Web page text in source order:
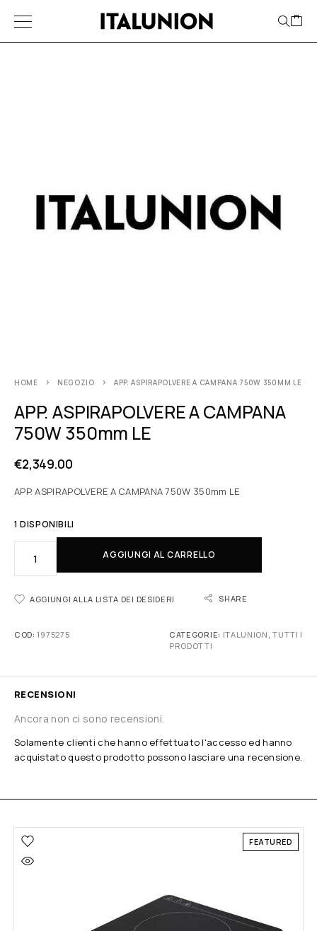
HOME NEGOZIO APP. ASPIRAPOLVERE A CAMPANA 750W 350MM LE
APP. ASPIRAPOLVERE A CAMPANA
750W 350mm LE
€2,349.00
APP. ASPIRAPOLVERE A CAMPANA 750W 350mm LE
1 DISPONIBILI
AGGIUNGI AL CARRELLO
AGGIUNGI ALLA LISTA DEI DESIDERI SHARE
COD:1975275 CATEGORIE: ITALUNION ,TUTTI I
PRODOTTI
RECENSIONI
Ancora non ci sono recensioni.
Solamente clienti che hanno effettuato l'accesso ed hanno
acquistato questo prodotto possono lasciare una recensione.
FEATURED